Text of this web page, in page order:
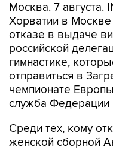
Москва. 7 августа.
Хорватии в
отказе в выдаче
российской
гимнастике,
отправиться в
чемпионате
служба Федерации
Среди тех, кому
женской сборной